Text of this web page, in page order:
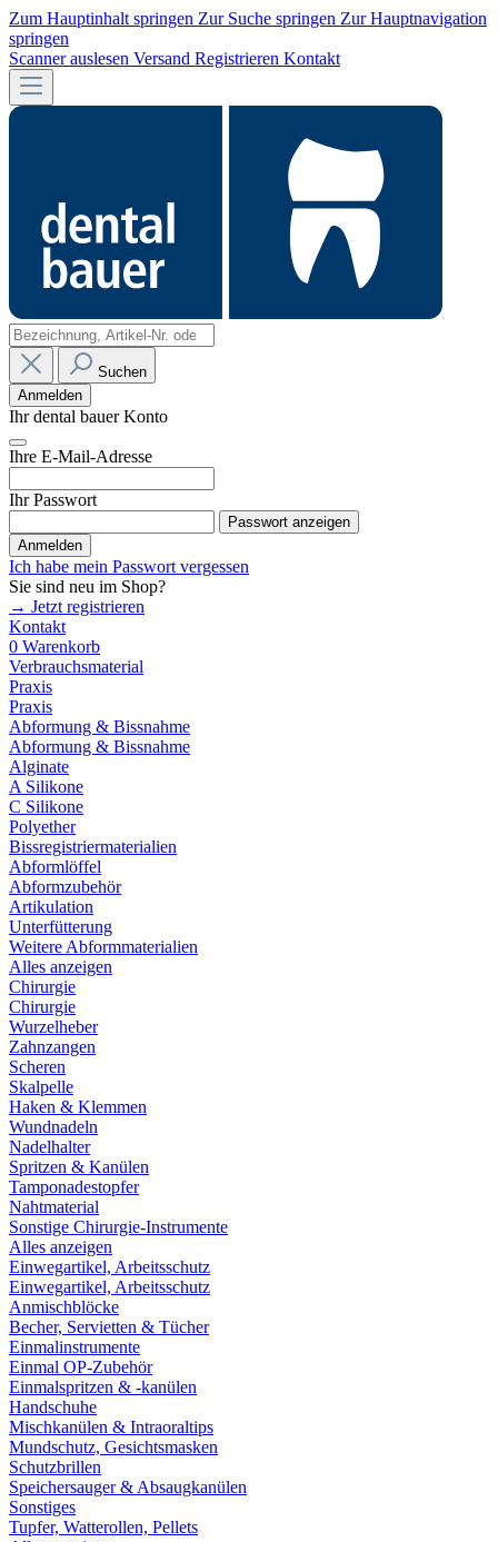
Zum Hauptinhalt springen Zur Suche springen Zur Hauptnavigation
springen
Scanner auslesen Versand Registrieren Kontakt
Suchen
Anmelden
Ihr dental bauer Konto
Ihre E-Mail-Adresse
Ihr Passwort
Passwort anzeigen
Anmelden
Ich habe mein Passwort vergessen
Sie sind neu im Shop?
→ Jetzt registrieren
Kontakt
0 Warenkorb
Verbrauchsmaterial
Praxis
Praxis
Abformung & Bissnahme
Abformung & Bissnahme
Alginate
A Silikone
C Silikone
Polyether
Bissregistriermaterialien
Abformlöffel
Abformzubehör
Artikulation
Unterfütterung
Weitere Abformmaterialien
Alles anzeigen
Chirurgie
Chirurgie
Wurzelheber
Zahnzangen
Scheren
Skalpelle
Haken & Klemmen
Wundnadeln
Nadelhalter
Spritzen & Kanülen
Tamponadestopfer
Nahtmaterial
Sonstige Chirurgie-Instrumente
Alles anzeigen
Einwegartikel, Arbeitsschutz
Einwegartikel, Arbeitsschutz
Anmischblöcke
Becher, Servietten & Tücher
Einmalinstrumente
Einmal OP-Zubehör
Einmalspritzen & -kanülen
Handschuhe
Mischkanülen & Intraoraltips
Mundschutz, Gesichtsmasken
Schutzbrillen
Speichersauger & Absaugkanülen
Sonstiges
Tupfer, Watterollen, Pellets